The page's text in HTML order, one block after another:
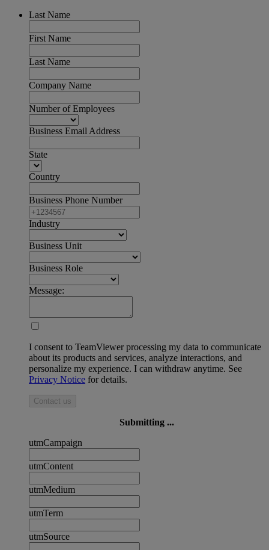
Last Name
First Name
Last Name
Company Name
Number of Employees
Business Email Address
State
Country
Business Phone Number
Industry
Business Unit
Business Role
Message:
I consent to TeamViewer processing my data to communicate
about its products and services, analyze interactions, and
personalize my experience. I can withdraw anytime. See
Privacy Notice for details.
Contact us
Submitting ...
utmCampaign
utmContent
utmMedium
utmTerm
utmSource